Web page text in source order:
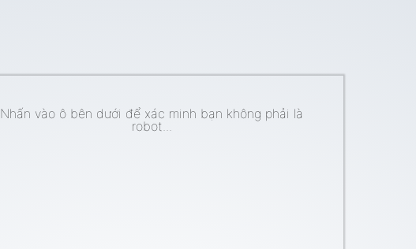
Nhấn vào ô bên dưới để xác minh bạn không phải là
robot...